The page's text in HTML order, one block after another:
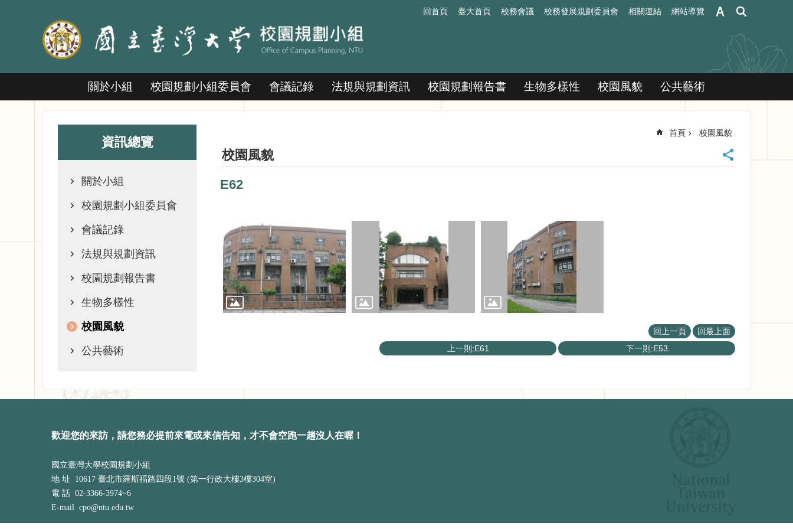
回首頁 臺大首頁 校務會議 校務發展規劃委員會 相關連結 網站導覽
關於小組 校園規劃小組委員會 會議記錄 法規與規劃資訊 校園規劃報告書 生物多樣性 校園風貌 公共藝術
資訊總覽
關於小組
校園規劃小組委員會
會議記錄
法規與規劃資訊
校園規劃報告書
生物多樣性
校園風貌
公共藝術
首頁 校園風貌
校園風貌
E62
回上一頁
回最上面
上一則:E61
下一則:E53
歡迎您的來訪，請您務必提前來電或來信告知，才不會空跑一趟沒人在喔！
國立臺灣大學校園規劃小組
地 址 10617 臺北市羅斯福路四段1號 (第一行政大樓3樓304室)
電 話 02-3366-3974~6
E-mail cpo@ntu.edu.tw